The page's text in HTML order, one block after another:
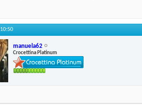
10:50
manuela62
Crocettina Platinum